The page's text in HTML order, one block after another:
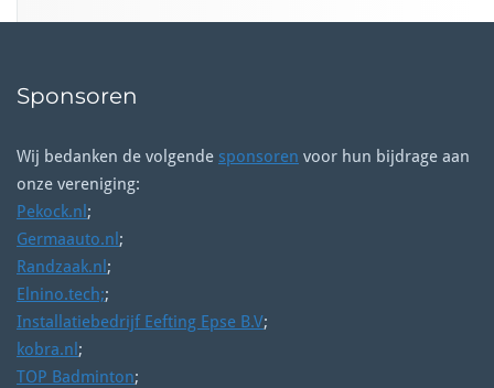
Sponsoren
Wij bedanken de volgende sponsoren voor hun bijdrage aan
onze vereniging:
Pekock.nl ;
Germaauto.nl ;
Randzaak.nl ;
Elnino.tech;;
Installatiebedrijf Eefting Epse B.V;
kobra.nl ;
TOP Badminton;